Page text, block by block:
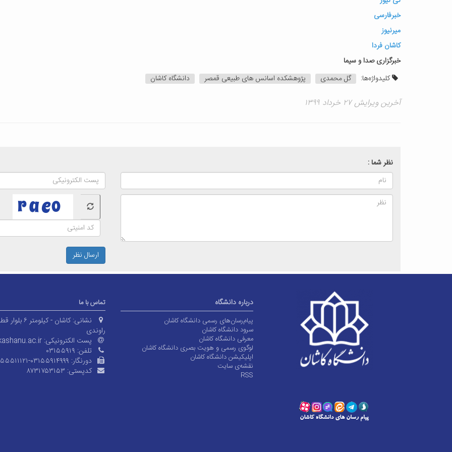
خبرفارسی
میرنیوز
کاشان فردا
خبرگزاری صدا و سیما
کلیدواژه‌ها:
گل محمدی پژوهشکده اسانس های طبیعی قمصر دانشگاه کاشان
آخرین ویرایش ۲۷ خرداد ۱۳۹۹
نظر شما :
ارسال نظر
درباره دانشگاه
پیام‌رسان‌های رسمی دانشگاه کاشان
سرود دانشگاه کاشان
معرفی دانشگاه کاشان
لوگوی رسمی و هویت بصری دانشگاه کاشان
اپلیکیشن دانشگاه کاشان
نقشه‌ی سایت
RSS
تماس با ما
نشانی:
کاشان - کیلومتر ۶
راوندی
پست الکترونیکی:
تلفن: ۰۳۱۵۵۹۱۹
دورنگار: ۰۳۱۵۵۵۱۱۱۲۱-
کدپستی: ۸۷۳۱۷۵۳۱۵۳